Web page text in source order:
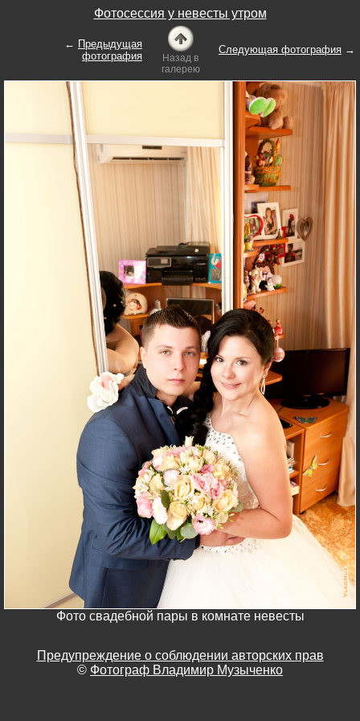
Фотосессия у невесты утром
← Предыдущая
фотография
Назад в
галерею
Следующая фотография →
Фото свадебной пары в комнате невесты
Предупреждение о соблюдении авторских прав
© Фотограф Владимир Музыченко